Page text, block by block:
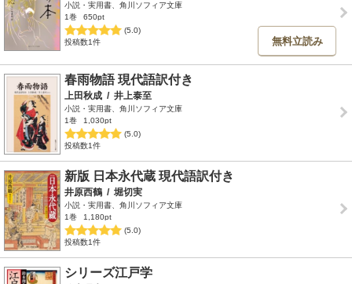
小説・実用書、角川ソフィア文庫
1巻
650pt
(5.0)
投稿数1件
無料立読み
春雨物語 現代語訳付き
上田秋成 / 井上泰至
小説・実用書、角川ソフィア文庫
1巻
1,030pt
(5.0)
投稿数1件
新版 日本永代蔵 現代語訳付き
井原西鶴 / 堀切実
小説・実用書、角川ソフィア文庫
1巻
1,180pt
(5.0)
投稿数1件
シリーズ江戸学